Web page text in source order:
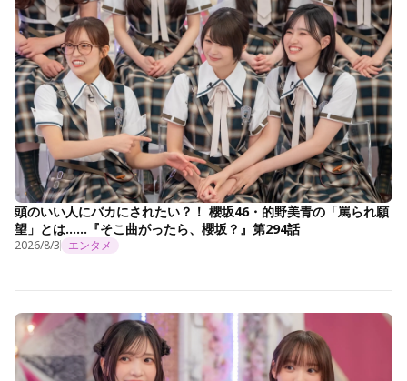
頭のいい人にバカにされたい？！ 櫻坂46・的野美青の「罵られ願
望」とは……『そこ曲がったら、櫻坂？』第294話
2026/8/3 エンタメ